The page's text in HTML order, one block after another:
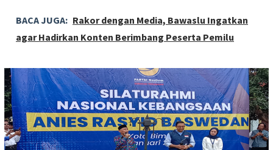
BACA JUGA: Rakor dengan Media, Bawaslu Ingatkan
agar Hadirkan Konten Berimbang Peserta Pemilu